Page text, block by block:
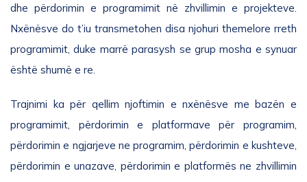
dhe përdorimin e programimit në zhvillimin e projekteve.
Nxënësve do t’iu transmetohen disa njohuri themelore rreth
programimit, duke marrë parasysh se grup mosha e synuar
është shumë e re.
Trajnimi ka për qellim njoftimin e nxënësve me bazën e
programimit, përdorimin e platformave për programim,
përdorimin e ngjarjeve ne programim, përdorimin e kushteve,
përdorimin e unazave, përdorimin e platformës ne zhvillimin